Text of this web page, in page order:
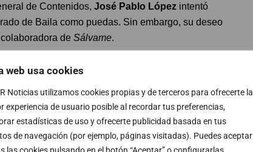
web usa cookies
Noticias utilizamos cookies propias y de terceros para ofrecerte la
experiencia de usuario posible al recordar tus preferencias,
estadísticas de uso y ofrecerte publicidad basada en tus
de navegación (por ejemplo, páginas visitadas). Puedes aceptar
las cookies pulsando en el botón “Aceptar” o configurarlas
de Contenidos, José Pablo López intentó
de Baila como puedas. Sin embargo, su deseo
de Sálvame.
RTVE , se opuso frontalmente a la llegada de
que tuvo su último episodio en la salida de
la revancha. Es de sobra conocido que al